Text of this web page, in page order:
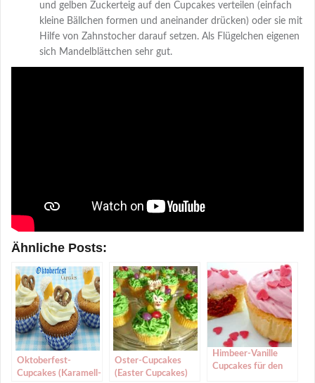
und gelben Zuckerteig auf den Cupcakes verteilen (einfach
kleine Bällchen formen und aneinander drücken) oder sie mit
Hilfe von Zahnstocher darauf setzen. Als Flügelchen eigenen
sich Mandelblättchen sehr gut.
Ähnliche Posts:
Oktoberfest-
Cupcakes (Karamell-
Oster-Cupcakes
(Easter Cupcakes)
Himbeer-Vanille
Cupcakes für den